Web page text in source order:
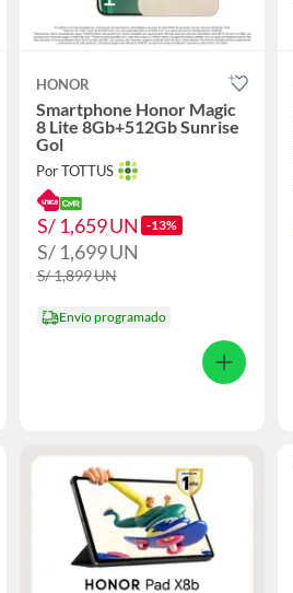
HONOR
Smartphone Honor Magic
8 Lite 8Gb+512Gb Sunrise
Gol
Por TOTTUS
S/ 1,659UN -13%
S/ 1,699UN
S/ 1,899UN
Envío programado